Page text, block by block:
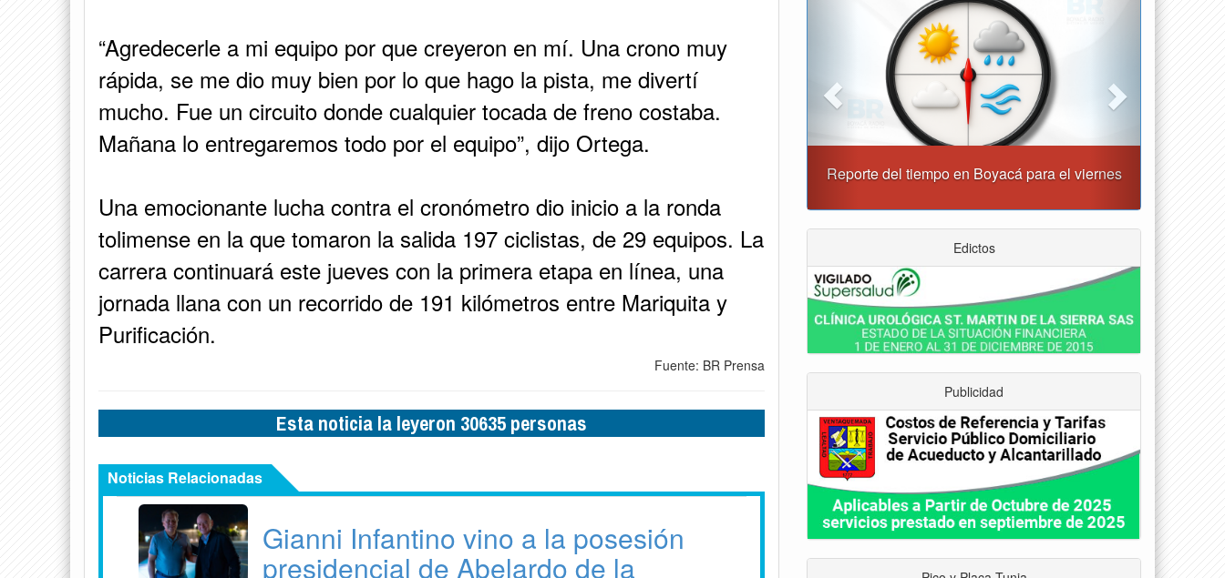
“Agredecerle a mi equipo por que creyeron en mí. Una crono muy
rápida, se me dio muy bien por lo que hago la pista, me divertí
mucho. Fue un circuito donde cualquier tocada de freno costaba.
Mañana lo entregaremos todo por el equipo”, dijo Ortega.
Una emocionante lucha contra el cronómetro dio inicio a la ronda
tolimense en la que tomaron la salida 197 ciclistas, de 29 equipos. La
carrera continuará este jueves con la primera etapa en línea, una
jornada llana con un recorrido de 191 kilómetros entre Mariquita y
Purificación.
Fuente: BR Prensa
Esta noticia la leyeron 30635 personas
Noticias Relacionadas
Gianni Infantino vino a la posesión
presidencial de Abelardo de la
“Tunja nos ha dado demasiado y no podemos
Edictos
Publicidad